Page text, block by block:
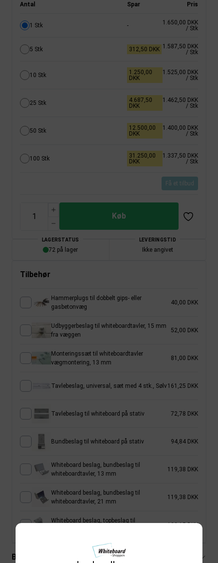
Antal Spar Pris
1 Stk -
1.650,00 DKK
/ Stk
5 Stk 312,50 DKK 1.587,50 DKK
/ Stk
10 Stk
1.250,00
DKK
1.525,00 DKK
/ Stk
25 Stk
4.687,50
DKK
1.462,50 DKK
/ Stk
50 Stk
12.500,00
DKK
1.400,00 DKK
/ Stk
100 Stk
31.250,00
DKK
1.337,50 DKK
/ Stk
Få et tilbud
Køb
LAGERSTATUS
72 på lager
LEVERINGSTID
Ikke angivet
Tilbehør
Hammerplugs til dobbelt gips- eller
gasbetonvæg
40,00 DKK
Udbyggerbeslag til whiteboardtavler, 15 mm
fra væggen
52,00 DKK
Monteringssæt til whiteboardtavler
vægmontering, 13 mm
81,00 DKK
Tavlebeslag, universal, sæt med 4 stk., Sølv161,25 DKK
Tavlebeslag til whiteboard på stativ 72,78 DKK
Bundbeslag til whiteboard på stativ 94,84 DKK
Whiteboard beslag, bundbeslag til
whiteboardtavler, 13 mm
119,38 DKK
Whiteboard beslag, bundbeslag til
whiteboardtavler, 21 mm
119,38 DKK
Whiteboard beslag, topbeslag til
103,15 DKK
Beskrivelse